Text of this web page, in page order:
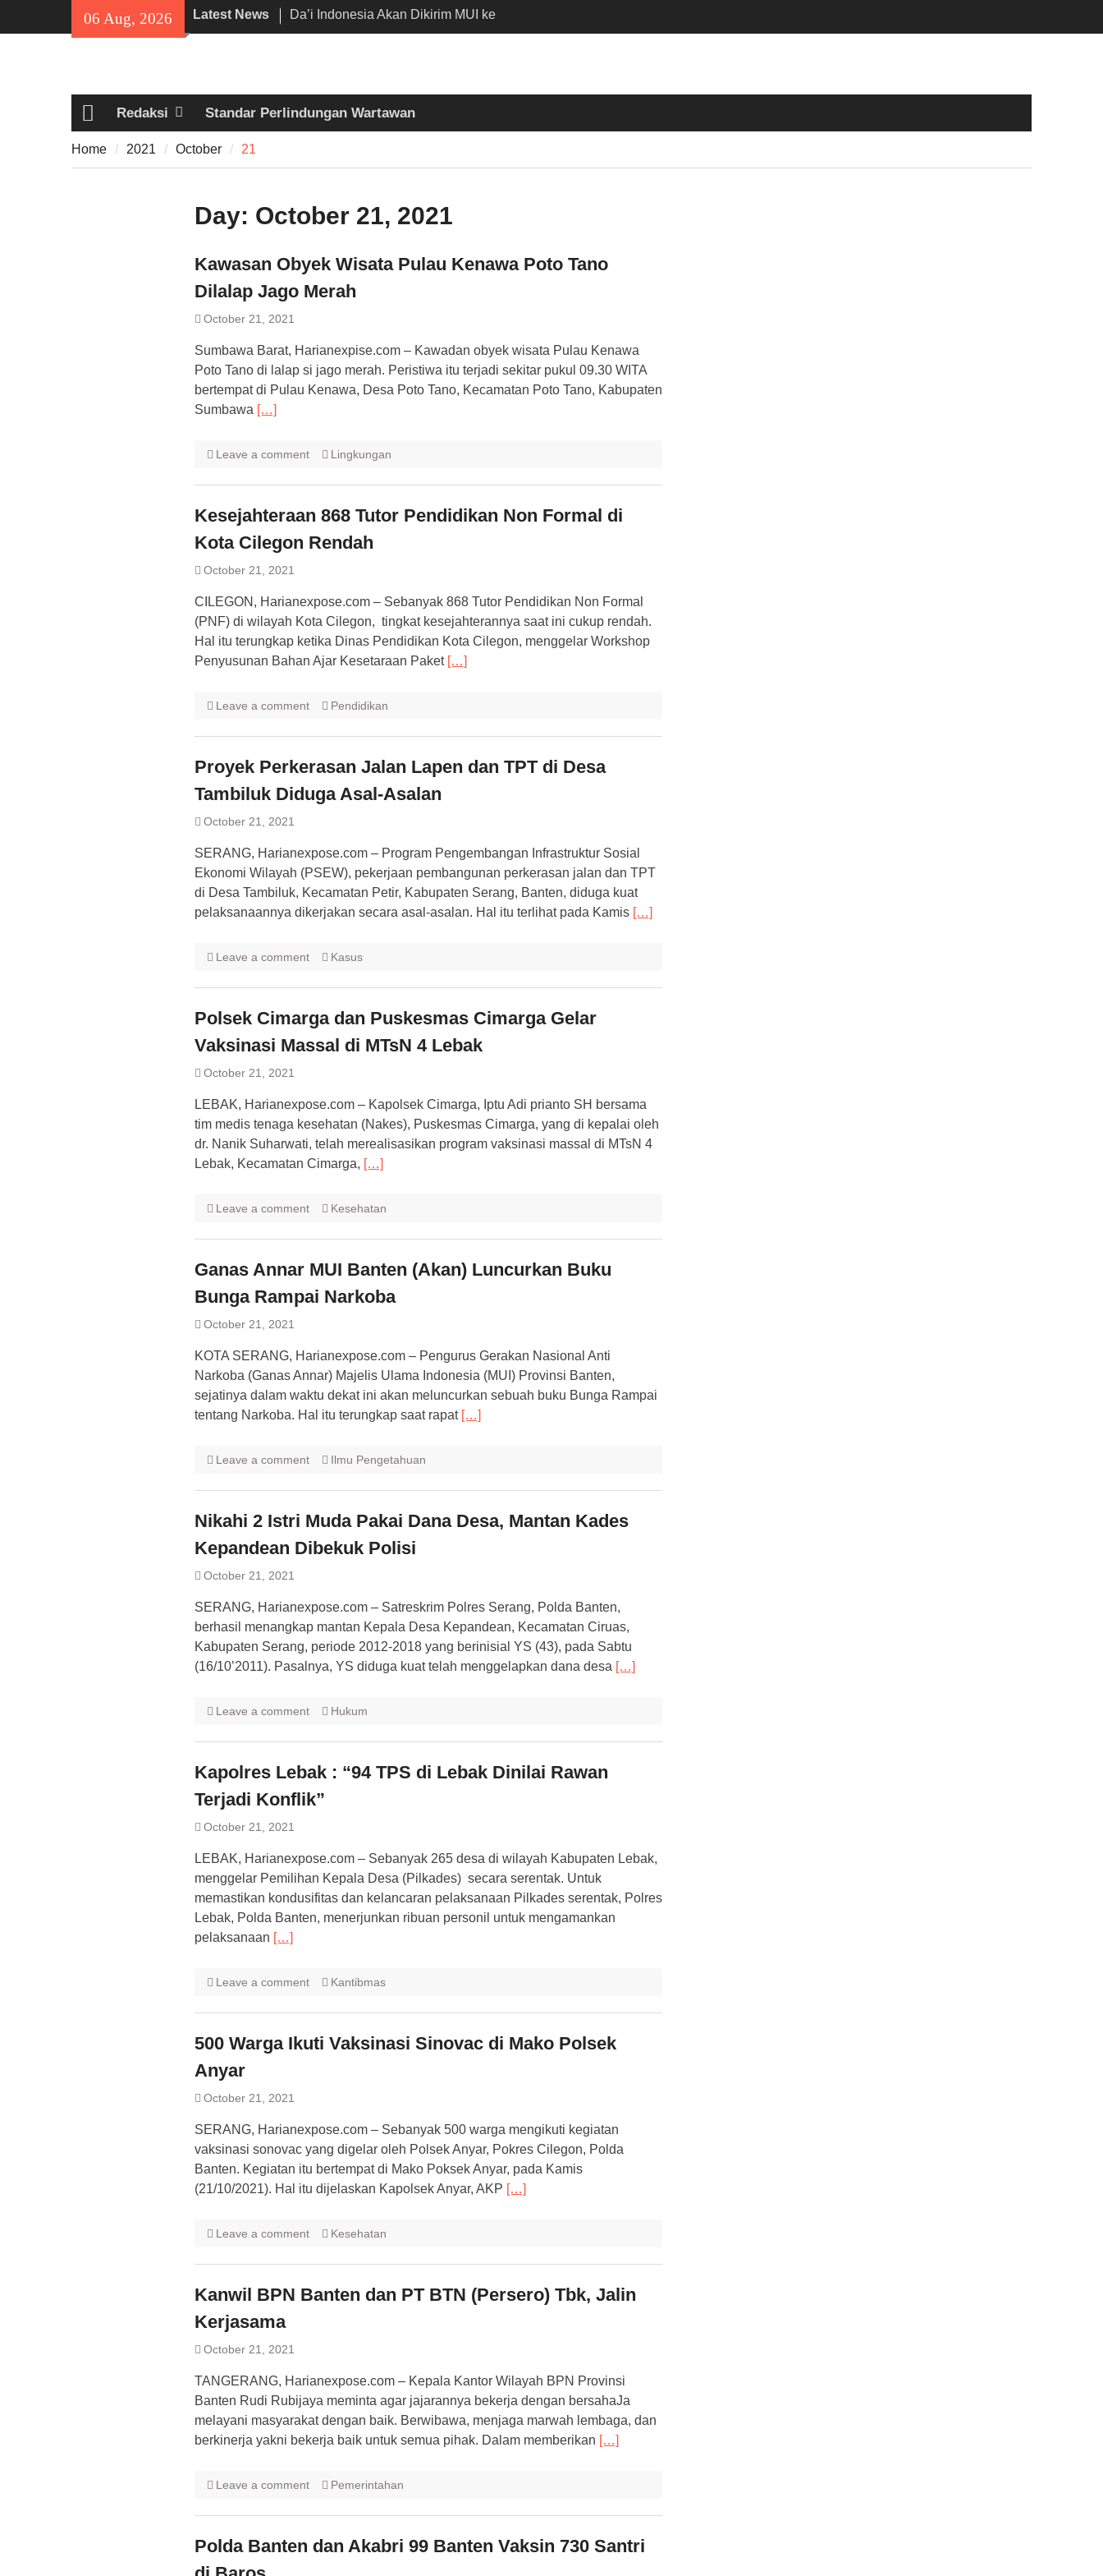
06 Aug, 2026 Latest News
Da’i Indonesia Akan Dikirim MUI ke
Al-Azhar dan Madinah Lewat
di Pamarayan, Polisi Apresiasi
Kedewasaan Bobotoh dan Jack
Mania —
Rp6,8 Miliar Disorot, Pelaksana
HomeRedaksi Standar Perlindungan Wartawan
Home 2021 October 21
Day: October 21, 2021
Kawasan Obyek Wisata Pulau Kenawa Poto Tano
Dilalap Jago Merah
October 21, 2021
Sumbawa Barat, Harianexpise.com – Kawadan obyek wisata Pulau Kenawa
Poto Tano di lalap si jago merah. Peristiwa itu terjadi sekitar pukul 09.30 WITA
bertempat di Pulau Kenawa, Desa Poto Tano, Kecamatan Poto Tano, Kabupaten
Sumbawa […]
Leave a comment Lingkungan
Kesejahteraan 868 Tutor Pendidikan Non Formal di
Kota Cilegon Rendah
October 21, 2021
CILEGON, Harianexpose.com – Sebanyak 868 Tutor Pendidikan Non Formal
(PNF) di wilayah Kota Cilegon, tingkat kesejahterannya saat ini cukup rendah.
Hal itu terungkap ketika Dinas Pendidikan Kota Cilegon, menggelar Workshop
Penyusunan Bahan Ajar Kesetaraan Paket […]
Leave a comment Pendidikan
Proyek Perkerasan Jalan Lapen dan TPT di Desa
Tambiluk Diduga Asal-Asalan
October 21, 2021
SERANG, Harianexpose.com – Program Pengembangan Infrastruktur Sosial
Ekonomi Wilayah (PSEW), pekerjaan pembangunan perkerasan jalan dan TPT
di Desa Tambiluk, Kecamatan Petir, Kabupaten Serang, Banten, diduga kuat
pelaksanaannya dikerjakan secara asal-asalan. Hal itu terlihat pada Kamis […]
Leave a comment Kasus
Polsek Cimarga dan Puskesmas Cimarga Gelar
Vaksinasi Massal di MTsN 4 Lebak
October 21, 2021
LEBAK, Harianexpose.com – Kapolsek Cimarga, Iptu Adi prianto SH bersama
tim medis tenaga kesehatan (Nakes), Puskesmas Cimarga, yang di kepalai oleh
dr. Nanik Suharwati, telah merealisasikan program vaksinasi massal di MTsN 4
Lebak, Kecamatan Cimarga, […]
Leave a comment Kesehatan
Ganas Annar MUI Banten (Akan) Luncurkan Buku
Bunga Rampai Narkoba
October 21, 2021
KOTA SERANG, Harianexpose.com – Pengurus Gerakan Nasional Anti
Narkoba (Ganas Annar) Majelis Ulama Indonesia (MUI) Provinsi Banten,
sejatinya dalam waktu dekat ini akan meluncurkan sebuah buku Bunga Rampai
tentang Narkoba. Hal itu terungkap saat rapat […]
Leave a comment Ilmu Pengetahuan
Nikahi 2 Istri Muda Pakai Dana Desa, Mantan Kades
Kepandean Dibekuk Polisi
October 21, 2021
SERANG, Harianexpose.com – Satreskrim Polres Serang, Polda Banten,
berhasil menangkap mantan Kepala Desa Kepandean, Kecamatan Ciruas,
Kabupaten Serang, periode 2012-2018 yang berinisial YS (43), pada Sabtu
(16/10’2011). Pasalnya, YS diduga kuat telah menggelapkan dana desa […]
Leave a comment Hukum
Kapolres Lebak : “94 TPS di Lebak Dinilai Rawan
Terjadi Konflik”
October 21, 2021
LEBAK, Harianexpose.com – Sebanyak 265 desa di wilayah Kabupaten Lebak,
menggelar Pemilihan Kepala Desa (Pilkades) secara serentak. Untuk
memastikan kondusifitas dan kelancaran pelaksanaan Pilkades serentak, Polres
Lebak, Polda Banten, menerjunkan ribuan personil untuk mengamankan
pelaksanaan […]
Leave a comment Kantibmas
500 Warga Ikuti Vaksinasi Sinovac di Mako Polsek
Anyar
October 21, 2021
SERANG, Harianexpose.com – Sebanyak 500 warga mengikuti kegiatan
vaksinasi sonovac yang digelar oleh Polsek Anyar, Pokres Cilegon, Polda
Banten. Kegiatan itu bertempat di Mako Poksek Anyar, pada Kamis
(21/10/2021). Hal itu dijelaskan Kapolsek Anyar, AKP […]
Leave a comment Kesehatan
Kanwil BPN Banten dan PT BTN (Persero) Tbk, Jalin
Kerjasama
October 21, 2021
TANGERANG, Harianexpose.com – Kepala Kantor Wilayah BPN Provinsi
Banten Rudi Rubijaya meminta agar jajarannya bekerja dengan bersahaJa
melayani masyarakat dengan baik. Berwibawa, menjaga marwah lembaga, dan
berkinerja yakni bekerja baik untuk semua pihak. Dalam memberikan […]
Leave a comment Pemerintahan
Polda Banten dan Akabri 99 Banten Vaksin 730 Santri